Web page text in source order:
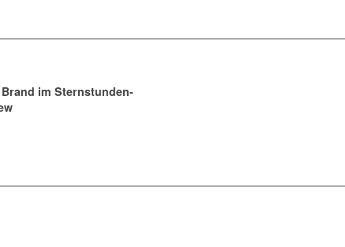
Brand im Sternstunden-